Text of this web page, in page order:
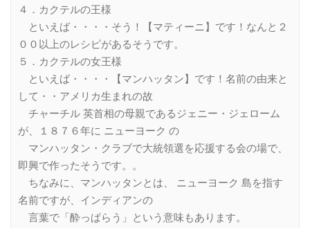
４．カクテルの王様
といえば・・・・そう！【マティーニ】です！なんと２
００以上のレシピがあるそうです。
５．カクテルの女王様
といえば・・・・【マンハッタン】です！名前の由来と
して・・アメリカ生まれの故
チャーチル 英首相の母親であるジェニー・ジェローム
が、１８７６年に ニューヨーク の
マンハッタン・クラブで大統領選を応援する会の場で、
即興で作ったそうです。。
ちなみに、マンハッタンとは、 ニューヨーク 島を指す
名前ですが、インディアンの
言葉で「酔っぱらう」という意味もあります。